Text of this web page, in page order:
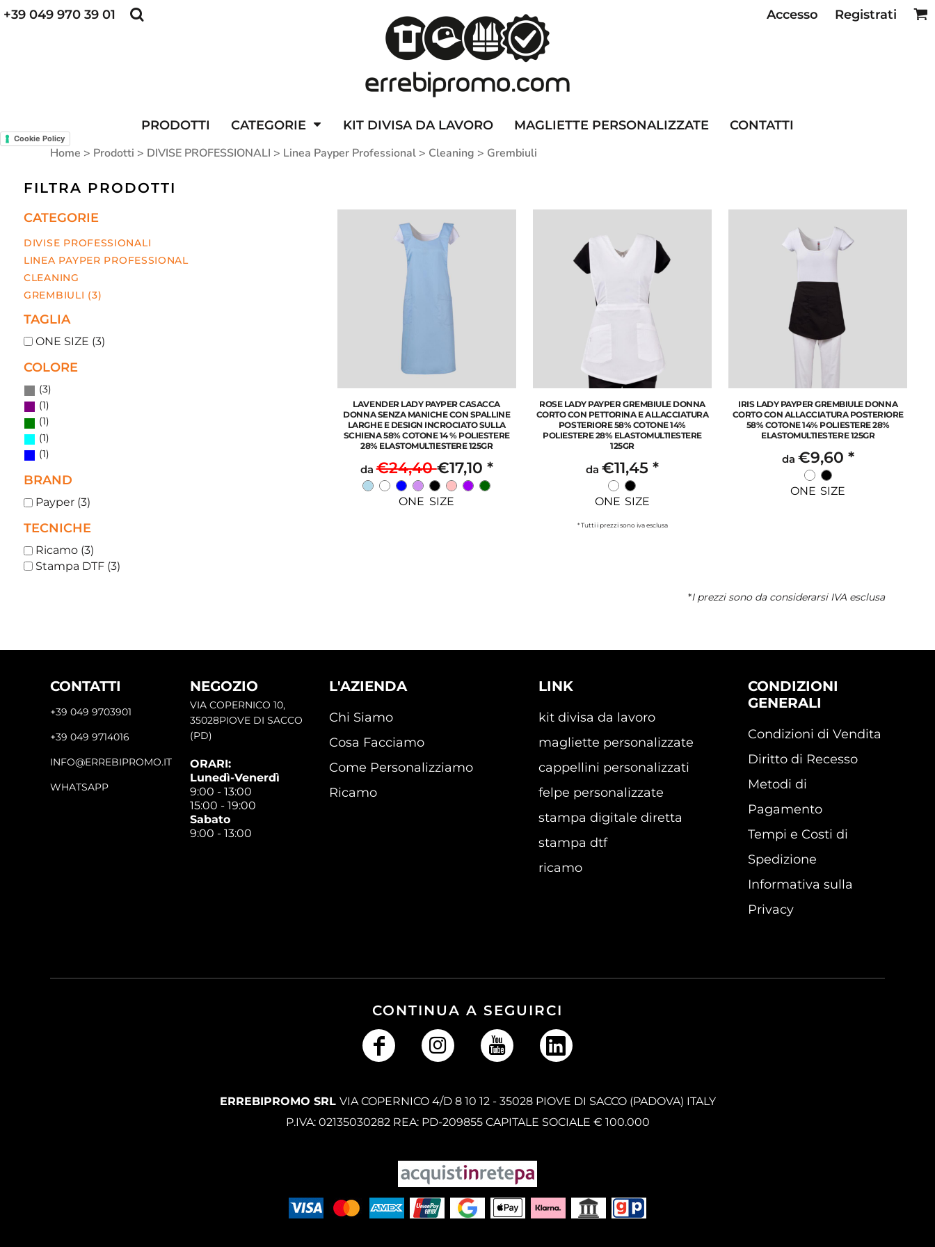
+39 049 970 39 01 Accesso Registrati
PRODOTTI CATEGORIE KIT DIVISA DA LAVORO MAGLIETTE PERSONALIZZATE CONTATTI
Cookie Policy
Home > Prodotti > DIVISE PROFESSIONALI > Linea Payper Professional > Cleaning > Grembiuli
FILTRA PRODOTTI
CATEGORIE
DIVISE PROFESSIONALI
LINEA PAYPER PROFESSIONAL
CLEANING
GREMBIULI (3)
TAGLIA
ONE SIZE (3)
COLORE
(3)
(1)
(1)
(1)
(1)
BRAND
Payper (3)
TECNICHE
Ricamo (3)
Stampa DTF (3)
LAVENDER LADY PAYPER CASACCA
DONNA SENZA MANICHE CON SPALLINE
LARGHE E DESIGN INCROCIATO SULLA
SCHIENA 58% COTONE 14 % POLIESTERE
28% ELASTOMULTIESTERE 125GR
da€24,40€17,10 *
ONE SIZE
ROSE LADY PAYPER GREMBIULE DONNA
CORTO CON PETTORINA E ALLACCIATURA
POSTERIORE 58% COTONE 14%
POLIESTERE 28% ELASTOMULTIESTERE
125GR
da €11,45 *
ONE SIZE
IRIS LADY PAYPER GREMBIULE DONNA
CORTO CON ALLACCIATURA POSTERIORE
58% COTONE 14% POLIESTERE 28%
ELASTOMULTIESTERE 125GR
da €9,60 *
ONE SIZE
* Tutti i prezzi sono iva esclusa
*I prezzi sono da considerarsi IVA esclusa
CONTATTI
+39 049 9703901
+39 049 9714016
INFO@ERREBIPROMO.IT
WHATSAPP
NEGOZIO
VIA COPERNICO 10,
35028PIOVE DI SACCO
(PD)
ORARI:
Lunedì-Venerdì
9:00 - 13:00
15:00 - 19:00
Sabato
9:00 - 13:00
L'AZIENDA
Chi Siamo
Cosa Facciamo
Come Personalizziamo
Ricamo
LINK
kit divisa da lavoro
magliette personalizzate
cappellini personalizzati
felpe personalizzate
stampa digitale diretta
stampa dtf
ricamo
CONDIZIONI
GENERALI
Condizioni di Vendita
Diritto di Recesso
Metodi di
Pagamento
Tempi e Costi di
Spedizione
Informativa sulla
Privacy
CONTINUA A SEGUIRCI
ERREBIPROMO SRL VIA COPERNICO 4/D 8 10 12 - 35028 PIOVE DI SACCO (PADOVA) ITALY
P.IVA: 02135030282 REA: PD-209855 CAPITALE SOCIALE € 100.000
PRODOTTI
MAGLIETTE PERSONALIZZATE
CONTATTI
ACCESSO
REGISTRATI
CARRELLO: 0 ARTICOLO
POLO PERSONALIZZATE
DIVISE RISTORAZIONE
POLO PERSONALIZZATE CAPPELLINI PERSONALIZZATI ALTA VISIBILITA'